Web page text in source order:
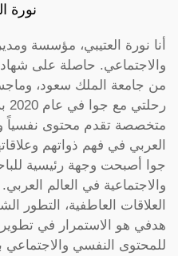
نورة
أنا نورة العتيبي، مؤسسة
والاجتماعي. حاصلة على
من جامعة الملك سعود،
متخصصة تقدم محتوى نفسياً
العربي في فهم ذواتهم
جوا أصبحت وجهة رئيسية
والاجتماعية في العالم
العلاقات العاطفية، التطور
هدفي هو الاستمرار في
للمحتوى النفسي والاجتماعي